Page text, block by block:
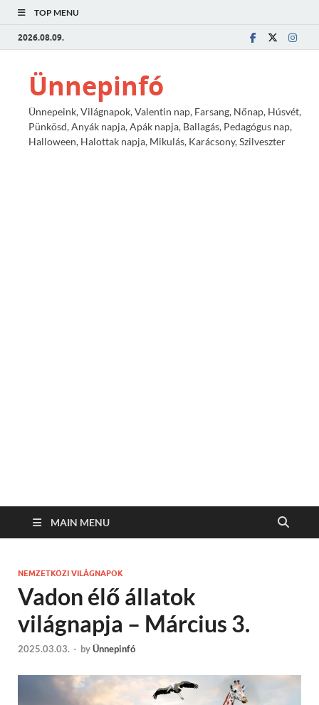
TOP MENU
2026.08.09.
Ünnepinfó
Ünnepeink, Világnapok, Valentin nap, Farsang, Nőnap, Húsvét,
Pünkösd, Anyák napja, Apák napja, Ballagás, Pedagógus nap,
Halloween, Halottak napja, Mikulás, Karácsony, Szilveszter
MAIN MENU
NEMZETKÖZI VILÁGNAPOK
Vadon élő állatok
világnapja – Március 3.
2025.03.03. - byÜnnepinfó